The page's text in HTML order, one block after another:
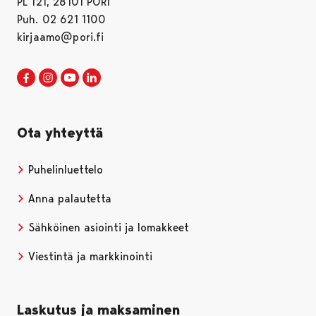
Puh. 02 621 1100
kirjaamo@pori.fi
Porin kaupunki Facebookissa
Avautuu uudessa välilehdessä
Porin kaupunki Instagramissa
Avautuu uudessa välilehdessä
Porin kaupunki Youtubessa
Avautuu uudessa välilehdessä
Ota yhteyttä
Puhelinluettelo
Anna palautetta
Sähköinen asiointi ja lomakkeet
Viestintä ja markkinointi
Laskutus ja maksaminen